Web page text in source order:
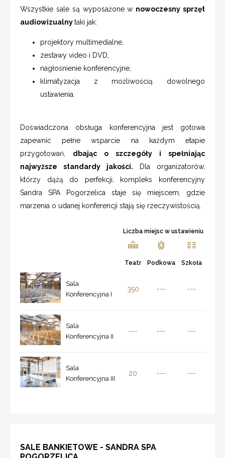
Wszystkie sale są wyposażone w nowoczesny sprzęt
audiowizualnytaki jak:
projektory multimedialne,
zestawy video i DVD,
nagłośnienie konferencyjne,
klimatyzacja z możliwością dowolnego
ustawienia.
Doświadczona obsługa konferencyjna jest gotowa
zapewnić pełne wsparcie na każdym etapie
przygotowań, dbając o szczegóły i spełniając
najwyższe standardy jakości. Dla organizatorów,
którzy dążą do perfekcji, kompleks konferencyjny
Sandra SPA Pogorzelica staje się miejscem, gdzie
marzenia o udanej konferencji stają się rzeczywistością.
Liczba miejsc w ustawieniu
Teatr Podkowa Szkoła
Sala
Konferencyjna I
350 --- ---
Sala
Konferencyjna II
--- --- ---
Sala
Konferencyjna III
20 --- ---
SALE BANKIETOWE - SANDRA SPA